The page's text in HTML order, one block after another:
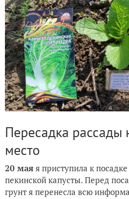
Пересадка рассады
место
20 маяя приступила к
пекинской капусты. Перед
грунт я перенесла всю